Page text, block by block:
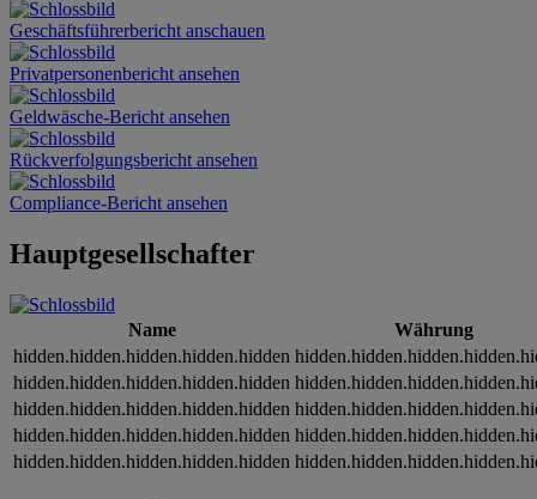
Geschäftsführerbericht anschauen
Privatpersonenbericht ansehen
Geldwäsche-Bericht ansehen
Rückverfolgungsbericht ansehen
Compliance-Bericht ansehen
Hauptgesellschafter
Name
Währung
hidden.hidden.hidden.hidden.hidden
hidden.hidden.hidden.hidden.hidden
hidden.hidden.hidden.hidden.hidden
hidden.hidden.hidden.hidden.hidden
hidden.hidden.hidden.hidden.hidden